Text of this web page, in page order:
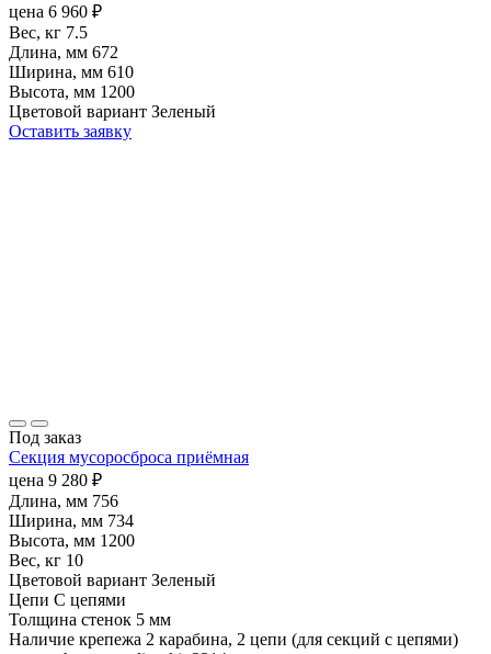
цена 6 960 ₽
Вес, кг 7.5
Длина, мм 672
Ширина, мм 610
Высота, мм 1200
Цветовой вариант Зеленый
Оставить заявку
Под заказ
Секция мусоросброса приёмная
цена 9 280 ₽
Длина, мм 756
Ширина, мм 734
Высота, мм 1200
Вес, кг 10
Цветовой вариант Зеленый
Цепи С цепями
Толщина стенок 5 мм
Наличие крепежа 2 карабина, 2 цепи (для секций с цепями)